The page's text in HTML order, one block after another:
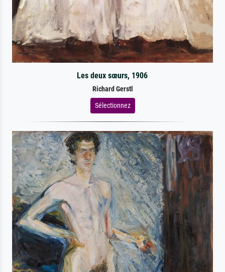
Les deux sœurs, 1906
Richard Gerstl
Sélectionnez